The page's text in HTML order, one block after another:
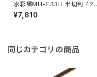
水彩額MH-E33H 半切判 423
×545ミリ
¥7,810
同じカテゴリの商品